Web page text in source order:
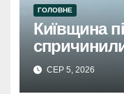
ГОЛОВНЕ
Київщина
травмовано
СЕР 5, 2026